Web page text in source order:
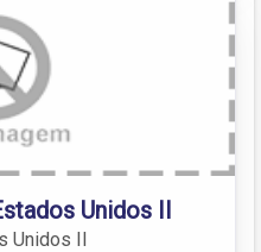
Unidos II
Unidos II